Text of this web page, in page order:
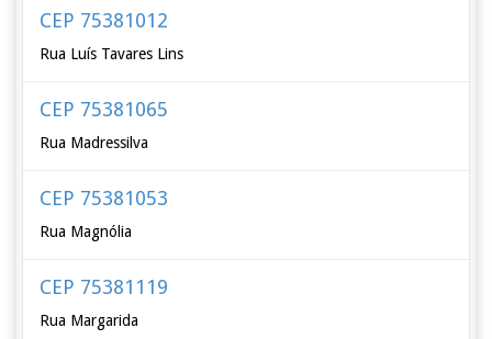
CEP 75381012
Rua Luís Tavares Lins
CEP 75381065
Rua Madressilva
CEP 75381053
Rua Magnólia
CEP 75381119
Rua Margarida